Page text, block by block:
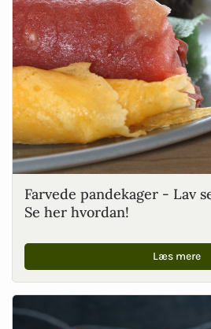
Farvede pandekager - Lav
Se her hvordan!
Læs mere